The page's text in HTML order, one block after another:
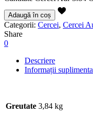
Adaugă în coș
Categorii: Cercei, Cercei
Share
0
Descriere
Informații
Greutate 3,84 kg